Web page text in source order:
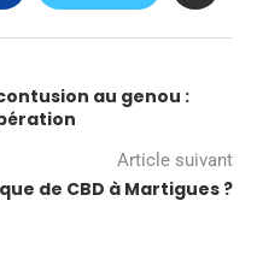
au genou :
Article suivant
de CBD à Martigues ?